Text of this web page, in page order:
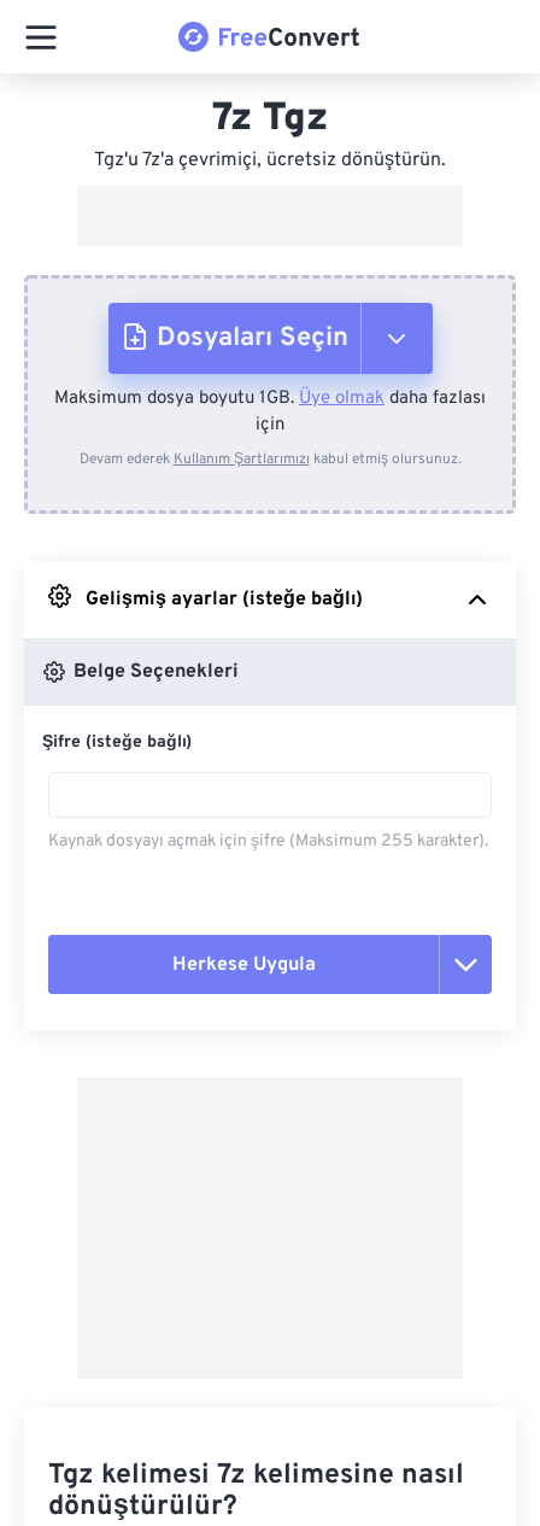
7z Tgz
Tgz'u 7z'a çevrimiçi, ücretsiz dönüştürün.
Dosyaları Seçin
Cihazdan
Google Drive'dan
OneDrive'dan
Url'den
Maksimum dosya boyutu 1GB. Üye olmak daha fazlası
için
Devam ederek Kullanım Şartlarımızı kabul etmiş olursunuz.
Gelişmiş ayarlar (isteğe bağlı)
Belge Seçenekleri
Şifre (isteğe bağlı)
Kaynak dosyayı açmak için şifre (Maksimum 255 karakter).
Herkese Uygula
Tgz kelimesi 7z kelimesine nasıl
dönüştürülür?